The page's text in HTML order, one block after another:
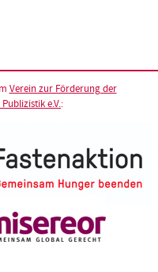
Verein zur Förderung der
e.V.: